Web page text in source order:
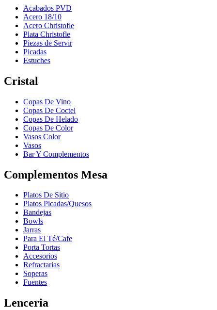
Acabados PVD
Acero 18/10
Acero Christofle
Plata Christofle
Piezas de Servir
Picadas
Estuches
Cristal
Copas De Vino
Copas De Coctel
Copas De Helado
Copas De Color
Vasos Color
Vasos
Bar Y Complementos
Complementos Mesa
Platos De Sitio
Platos Picadas/Quesos
Bandejas
Bowls
Jarras
Para El Té/Cafe
Porta Tortas
Accesorios
Refractarias
Soperas
Fuentes
Lenceria